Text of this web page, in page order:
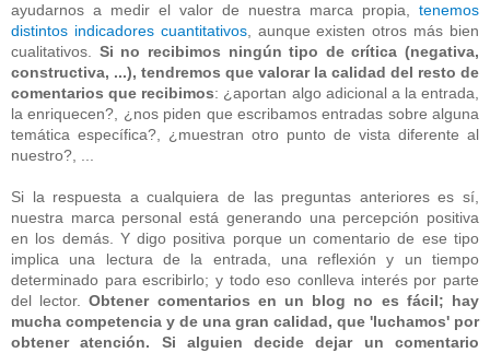
ayudarnos a medir el valor de nuestra marca propia, tenemos
distintos indicadores cuantitativos, aunque existen otros más bien
cualitativos. Si no recibimos ningún tipo de crítica (negativa,
constructiva, ...), tendremos que valorar la calidad del resto de
comentarios que recibimos: ¿aportan algo adicional a la entrada,
la enriquecen?, ¿nos piden que escribamos entradas sobre alguna
temática específica?, ¿muestran otro punto de vista diferente al
nuestro?, ...
Si la respuesta a cualquiera de las preguntas anteriores es sí,
nuestra marca personal está generando una percepción positiva
en los demás. Y digo positiva porque un comentario de ese tipo
implica una lectura de la entrada, una reflexión y un tiempo
determinado para escribirlo; y todo eso conlleva interés por parte
del lector.Obtener comentarios en un blog no es fácil; hay
mucha competencia y de una gran calidad, que 'luchamos' por
obtener atención. Si alguien decide dejar un comentario